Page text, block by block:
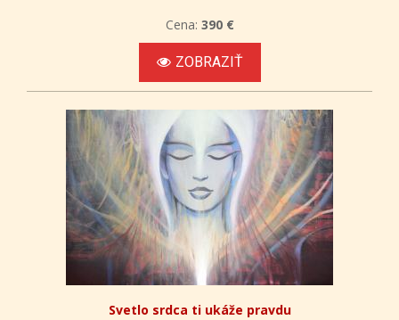
Cena: 390 €
ZOBRAZIŤ
Svetlo srdca ti ukáže pravdu